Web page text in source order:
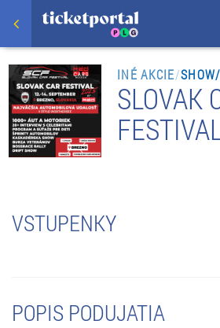
INÉ AKCIE/
SLOVAK
VSTUPENKY
POPIS PODUJATIA